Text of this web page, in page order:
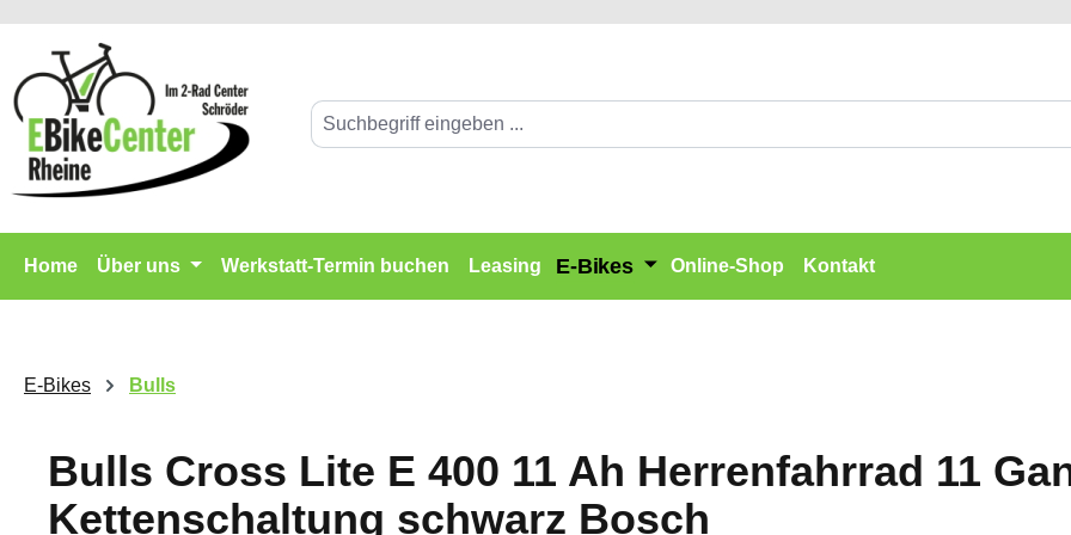
Zur Hauptnavigation springen
Home Über uns Werkstatt-Termin buchen Leasing E-Bikes Online-Shop Kontakt
E-Bikes Bulls
Bulls Cross Lite E 400 11 Ah Herrenfahrrad 11
Kettenschaltung schwarz Bosch